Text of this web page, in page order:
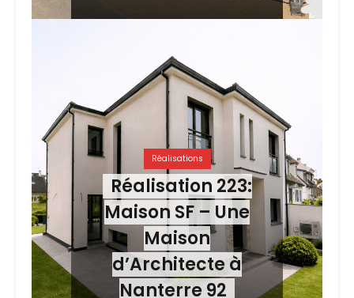
Réalisations
Réalisation 223:
Maison SF – Une
Maison
d’Architecte à
Nanterre 92